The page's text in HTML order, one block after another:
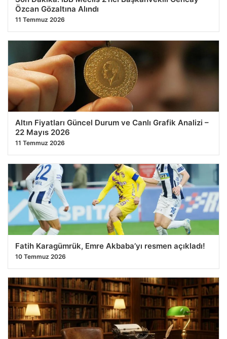
Özcan Gözaltına Alındı
11 Temmuz 2026
Altın Fiyatları Güncel Durum ve Canlı Grafik Analizi –
22 Mayıs 2026
11 Temmuz 2026
Fatih Karagümrük, Emre Akbaba’yı resmen açıkladı!
10 Temmuz 2026